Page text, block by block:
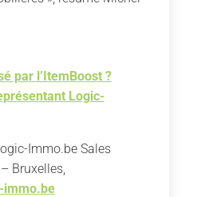
par l’ItemBoost ?
Logic-
Immo.be Sales
Bruxelles,
immo.be